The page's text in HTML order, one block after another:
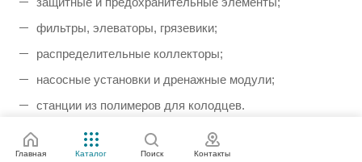
фильтры, элеваторы, грязевики;
распределительные коллекторы;
насосные установки и дренажные модули;
станции из полимеров для колодцев.
Каждая единица продукции сопровождается гарантией.
Главная Каталог Поиск Контакты